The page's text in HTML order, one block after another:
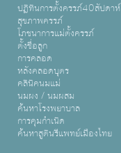
ปฏิทินการตั้งครรภ์40สัปดาห์
สุขภาพครรภ์
โภชนาการแม่ตั้งครรภ์
ตั้งชื่อลูก
การคลอด
หลังคลอดบุตร
คลินิคนมแม่
นมผง / นมผสม
ค้นหาโรงพยาบาล
การคุมกำเนิด
ค้นหาสูตินรีแพทย์เมืองไทย